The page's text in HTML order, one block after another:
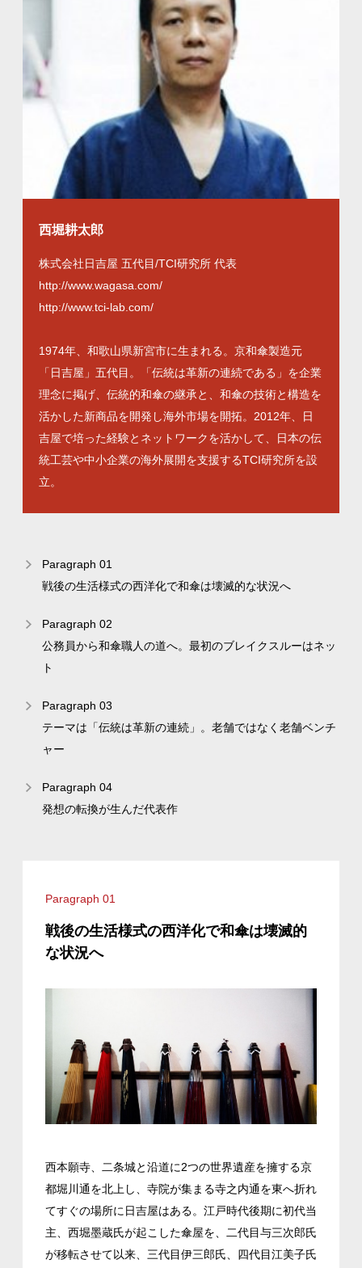
西堀耕太郎
株式会社日吉屋 五代目/TCI研究所 代表
http://www.wagasa.com/
http://www.tci-lab.com/
1974年、和歌山県新宮市に生まれる。京和傘製造元
「日吉屋」五代目。「伝統は革新の連続である」を企業
理念に掲げ、伝統的和傘の継承と、和傘の技術と構造を
活かした新商品を開発し海外市場を開拓。2012年、日
吉屋で培った経験とネットワークを活かして、日本の伝
統工芸や中小企業の海外展開を支援するTCI研究所を設
立。
Paragraph 01
戦後の生活様式の西洋化で和傘は壊滅的な状況へ
Paragraph 02
公務員から和傘職人の道へ。最初のブレイクスルーはネッ
ト
Paragraph 03
テーマは「伝統は革新の連続」。老舗ではなく老舗ベンチ
ャー
Paragraph 04
発想の転換が生んだ代表作
Paragraph 01
戦後の生活様式の西洋化で和傘は壊滅的
な状況へ
西本願寺、二条城と沿道に2つの世界遺産を擁する京
都堀川通を北上し、寺院が集まる寺之内通を東へ折れ
てすぐの場所に日吉屋はある。江戸時代後期に初代当
主、西堀墨蔵氏が起こした傘屋を、二代目与三次郎氏
が移転させて以来、三代目伊三郎氏、四代目江美子氏